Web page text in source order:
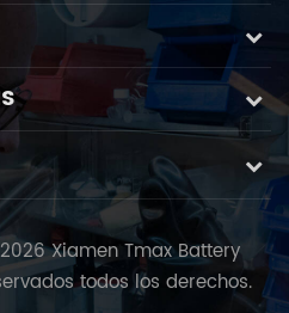
Xiamen Tmax Battery
todos los derechos.